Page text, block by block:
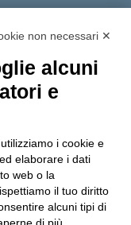
Privacy Policy
accessibilità
non necessari ✕
alcuni
e
i cookie e
elaborare i dati
web o la
il tuo diritto
alcuni tipi di